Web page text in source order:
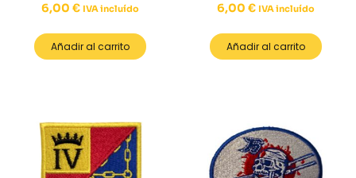
6,00 € IVA incluído
Añadir al carrito
6,00 € IVA incluído
Añadir al carrito